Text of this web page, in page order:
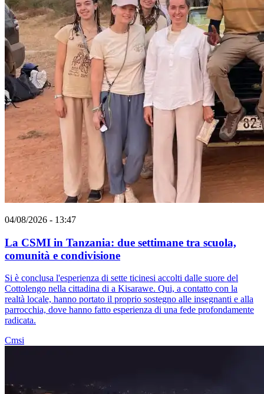
04/08/2026 - 13:47
La CSMI in Tanzania: due settimane tra scuola,
comunità e condivisione
Si è conclusa l'esperienza di sette ticinesi accolti dalle suore del
Cottolengo nella cittadina di a Kisarawe. Qui, a contatto con la
realtà locale, hanno portato il proprio sostegno alle insegnanti e alla
parrocchia, dove hanno fatto esperienza di una fede profondamente
radicata.
Cmsi